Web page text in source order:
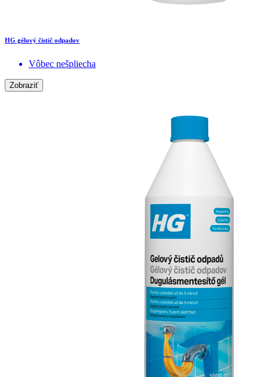
HG gélový čistič odpadov
Vôbec nešpliecha
Zobraziť